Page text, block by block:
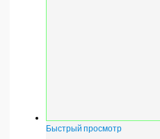
Быстрый просмотр